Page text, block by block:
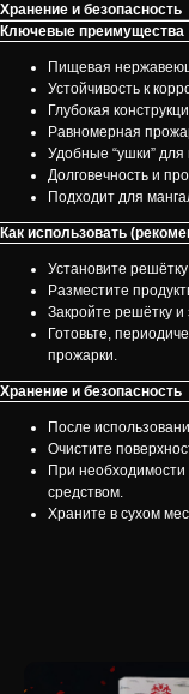
Хранение и безопасность
Ключевые преимущества
Пищевая
Устойчивость к
Глубокая
Равномерная
Удобные “ушки” для
Долговечность и
Подходит для
Как использовать
Установите
Разместите
Закройте решётку
Готовьте,
прожарки.
Хранение и безопасность
После
Очистите
При
средством.
Храните в сухом